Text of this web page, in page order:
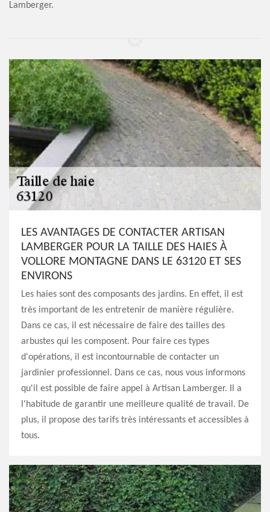
Lamberger.
LES AVANTAGES DE CONTACTER ARTISAN
LAMBERGER POUR LA TAILLE DES HAIES À
VOLLORE MONTAGNE DANS LE 63120 ET SES
ENVIRONS
Les haies sont des composants des jardins. En effet, il est
très important de les entretenir de manière régulière.
Dans ce cas, il est nécessaire de faire des tailles des
arbustes qui les composent. Pour faire ces types
d'opérations, il est incontournable de contacter un
jardinier professionnel. Dans ce cas, nous vous informons
qu'il est possible de faire appel à Artisan Lamberger. Il a
l'habitude de garantir une meilleure qualité de travail. De
plus, il propose des tarifs très intéressants et accessibles à
tous.